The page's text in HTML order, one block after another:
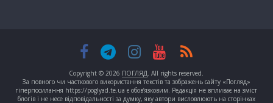
Copyright © 2026 ПОГЛЯД. All rights reserved.
За повного чи часткового використання текстів та зображень сайту «Погляд»
гіперпосилання https://poglyad.te.ua є обов’язковим. Редакція не впливає на зміст
блогів і не несе відповідальності за думку, яку автори висловлюють на сторінках